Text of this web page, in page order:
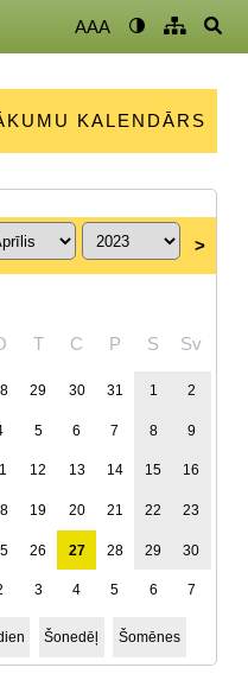
AAA
KALENDĀRS
>
T C P S Sv
29 30 31 1 2
5 6 7 8 9
12 13 14 15 16
19 20 21 22 23
26 27 28 29 30
3 4 5 6 7
Šonedēļ Šomēnes